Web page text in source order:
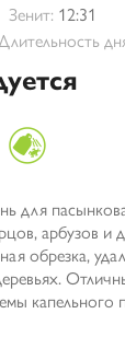
Зенит: 12:31
для
арбузов и
обрезка,
капельного